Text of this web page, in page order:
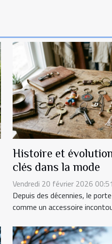
Histoire et
clés dans la mode
Vendredi 20 février 2026 00:51
Depuis des décennies, le
comme un accessoire